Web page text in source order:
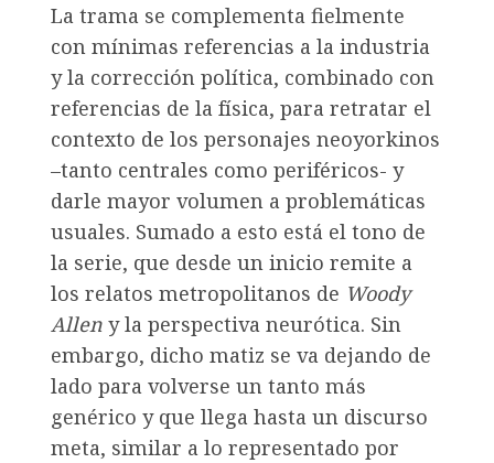
La trama se complementa fielmente
con mínimas referencias a la industria
y la corrección política, combinado con
referencias de la física, para retratar el
contexto de los personajes neoyorkinos
–tanto centrales como periféricos- y
darle mayor volumen a problemáticas
usuales. Sumado a esto está el tono de
la serie, que desde un inicio remite a
los relatos metropolitanos de Woody
Allen y la perspectiva neurótica. Sin
embargo, dicho matiz se va dejando de
lado para volverse un tanto más
genérico y que llega hasta un discurso
meta, similar a lo representado por